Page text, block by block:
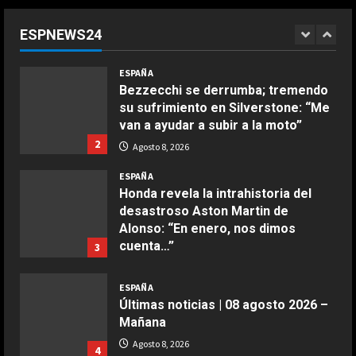
ESPNEWS24
1
declararse mujeres y elegibles en
Agosto 8, 2026
2
ESPAÑA
Bezzecchi se derrumba; tremendo
su sufrimiento en Silverstone: “Me
van a ayudar a subir a la moto”
Agosto 8, 2026
3
ESPAÑA
Honda revela la intrahistoria del
desastroso Aston Martin de
Alonso: “En enero, nos dimos
cuenta…”
4
ESPAÑA
Últimas noticias | 08 agosto 2026 –
Mañana
Agosto 8, 2026
Ensalada de espinacas deliciosa
COCINA
Boquerones fritos en freidora de
aire
Aprile 24, 2026
Buñuelos de alcachofas
Aprile 5, 2026